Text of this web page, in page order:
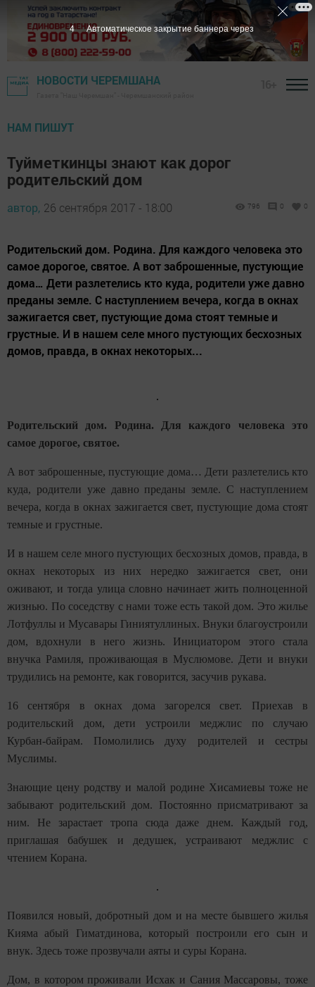
НОВОСТИ ЧЕРЕМШАНА
НАМ ПИШУТ
Туйметкинцы знают как дорог
родительский дом
автор, 26 сентября 2017 - 18:00 796 0 0
Родительский дом. Родина. Для каждого человека это
самое дорогое, святое. А вот заброшенные, пустующие
дома… Дети разлетелись кто куда, родители уже давно
преданы земле. С наступлением вечера, когда в окнах
зажигается свет, пустующие дома стоят темные и
грустные. И в нашем селе много пустующих бесхозных
домов, правда, в окнах некоторых...
Родительский дом. Родина. Для каждого человека это
самое дорогое, святое.
А вот заброшенные, пустующие дома… Дети разлетелись кто
куда, родители уже давно преданы земле. С наступлением
вечера, когда в окнах зажигается свет, пустующие дома стоят
темные и грустные.
И в нашем селе много пустующих бесхозных домов, правда, в
окнах некоторых из них нередко зажигается свет, они
оживают, и тогда улица словно начинает жить полноценной
жизнью. По соседству с нами тоже есть такой дом. Это жилье
Лотфуллы и Мусавары Гиниятуллиных. Внуки благоустроили
дом, вдохнули в него жизнь. Инициатором этого стала
внучка Рамиля, проживающая в Муслюмове. Дети и внуки
трудились на ремонте, как говорится, засучив рукава.
16 сентября в окнах дома загорелся свет. Приехав в
родительский дом, дети устроили меджлис по случаю
Курбан-байрам. Помолились духу родителей и сестры
Муслимы.
Знающие цену родству и малой родине Хисамиевы тоже не
забывают родительский дом. Постоянно присматривают за
ним. Не зарастает тропа сюда даже днем. Каждый год,
приглашая бабушек и дедушек, устраивают меджлис с
чтением Корана.
Появился новый, добротный дом и на месте бывшего жилья
Кияма абый Гиматдинова, который построили его сын и
внук. Здесь тоже прозвучали аяты и суры Корана.
Дом, в котором проживали Исхак и Сания Массаровы, тоже
3 Автоматическое закрытие баннера через